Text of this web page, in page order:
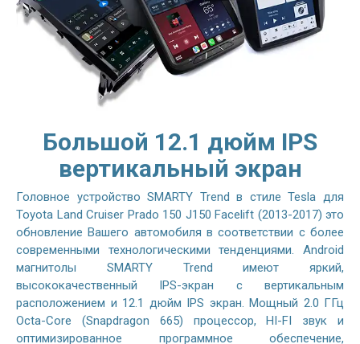
Большой 12.1 дюйм IPS
вертикальный экран
Головное устройство SMARTY Trend в стиле Tesla для
Toyota Land Cruiser Prado 150 J150 Facelift (2013-2017) это
обновление Вашего автомобиля в соответствии с более
современными технологическими тенденциями. Android
магнитолы SMARTY Trend имеют яркий,
высококачественный IPS-экран с вертикальным
расположением и 12.1 дюйм IPS экран. Мощный 2.0 ГГц
Octa-Core (Snapdragon 665) процессор, HI-FI звук и
оптимизированное программное обеспечение,